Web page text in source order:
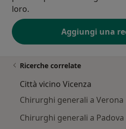
loro.
Aggiungi una
Ricerche correlate
Città vicino Vicenza
Chirurghi generali a Verona
Chirurghi generali a Padova